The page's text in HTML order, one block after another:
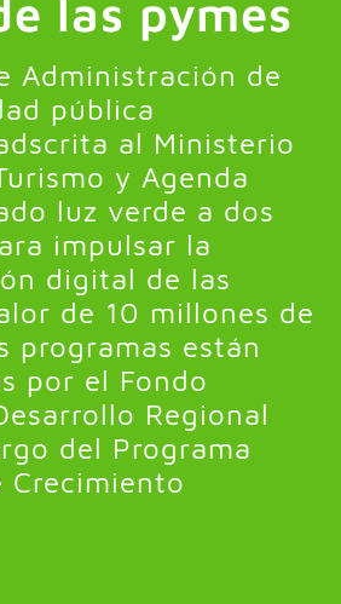
las pymes
Administración de
pública
al Ministerio
y Agenda
luz verde a dos
impulsar la
digital de las
de 10 millones de
programas están
por el Fondo
Regional
del Programa
Crecimiento